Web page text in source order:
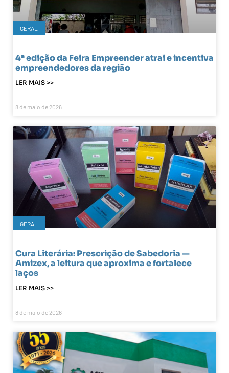
GERAL
4ª edição da Feira Empreender atrai e incentiva
empreendedores da região
LER MAIS >>
8 de maio de 2026
GERAL
Cura Literária: Prescrição de Sabedoria —
Amizex, a leitura que aproxima e fortalece
laços
LER MAIS >>
8 de maio de 2026